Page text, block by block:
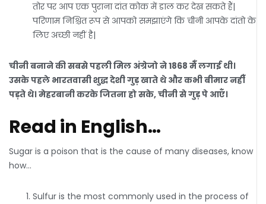
तोर पर आप एक पुराना दांत कोक में डाल कर देख सकते हैं|
परिणाम निश्चित रूप से आपको समझाएंगे कि चीनी आपके दांतो के
लिए अच्छी नहीं है|
चीनी बनाने की सबसे पहली मिल अंग्रेजो ने 1868 मेँ लगाई थी।
उसके पहले भारतवासी शुद्ध देशी गुड़ खाते थे और कभी बीमार नहीँ
पड़ते थे। मेहरबानी करके जितना हो सके, चीनी से गुड़ पे आएँ।
Read in English…
Sugar is a poison that is the cause of many diseases, know
how…
Sulfur is the most commonly used in the process of